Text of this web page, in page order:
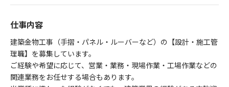
仕事内容
建築金物工事（手摺・パネル・ルーバーなど）の【設計・施工管
理職】を募集しています。
ご経験や希望に応じて、営業・業務・現場作業・工場作業などの
関連業務をお任せする場合もあります。